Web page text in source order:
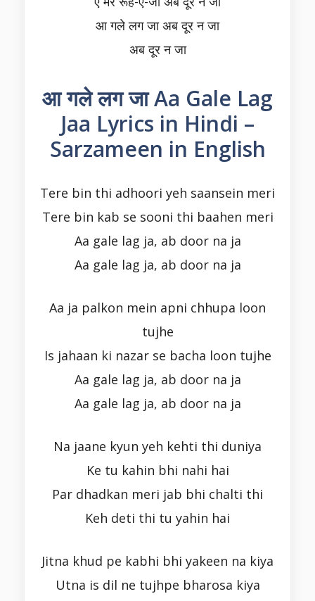
आ गले लग जा अब दूर न जा
अब दूर न जा
आ गले लग जा Aa Gale Lag
Jaa Lyrics in Hindi –
Sarzameen in English
Tere bin thi adhoori yeh saansein meri
Tere bin kab se sooni thi baahen meri
Aa gale lag ja, ab door na ja
Aa gale lag ja, ab door na ja
Aa ja palkon mein apni chhupa loon
tujhe
Is jahaan ki nazar se bacha loon tujhe
Aa gale lag ja, ab door na ja
Aa gale lag ja, ab door na ja
Na jaane kyun yeh kehti thi duniya
Ke tu kahin bhi nahi hai
Par dhadkan meri jab bhi chalti thi
Keh deti thi tu yahin hai
Jitna khud pe kabhi bhi yakeen na kiya
Utna is dil ne tujhpe bharosa kiya